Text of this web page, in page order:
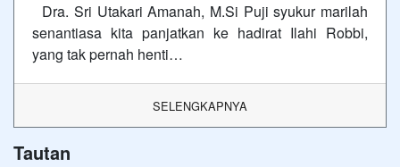
Dra. Sri Utakari Amanah, M.Si Puji syukur marilah
senantiasa kita panjatkan ke hadirat Ilahi Robbi,
yang tak pernah henti…
SELENGKAPNYA
Tautan